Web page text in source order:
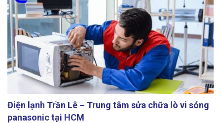
Điện lạnh Trần Lê – Trung tâm sửa chữa lò vi sóng
panasonic tại HCM